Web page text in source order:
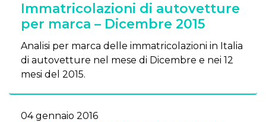
Immatricolazioni di autovetture
per marca – Dicembre 2015
Analisi per marca delle immatricolazioni in Italia
di autovetture nel mese di Dicembre e nei 12
mesi del 2015.
04 gennaio 2016